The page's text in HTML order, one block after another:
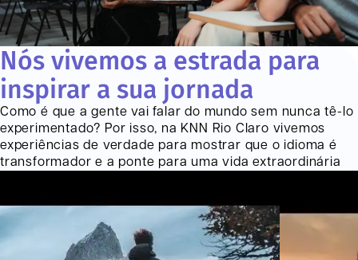
Nós vivemos a estrada para
inspirar a sua jornada
Como é que a gente vai falar do mundo sem nunca tê-lo
experimentado? Por isso, na KNN Rio Claro vivemos
experiências de verdade para mostrar que o idioma é
transformador e a ponte para uma vida extraordinária